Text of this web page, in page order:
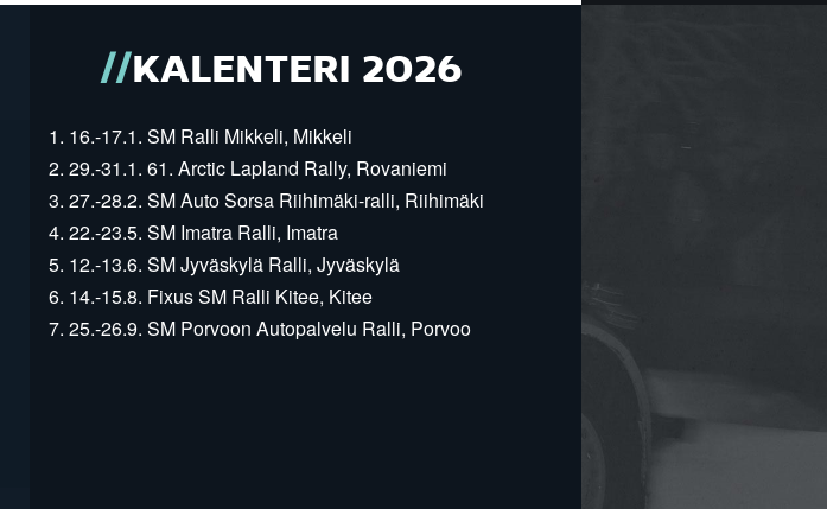
KALENTERI 2026
1. 16.-17.1. SM Ralli Mikkeli, Mikkeli
2. 29.-31.1. 61. Arctic Lapland Rally, Rovaniemi
3. 27.-28.2. SM Auto Sorsa Riihimäki-ralli, Riihimäki
4. 22.-23.5. SM Imatra Ralli, Imatra
5. 12.-13.6. SM Jyväskylä Ralli, Jyväskylä
6. 14.-15.8. Fixus SM Ralli Kitee, Kitee
7. 25.-26.9. SM Porvoon Autopalvelu Ralli, Porvoo